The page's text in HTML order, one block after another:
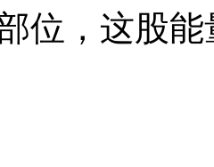
位，这股